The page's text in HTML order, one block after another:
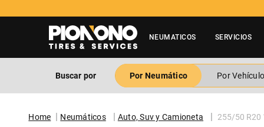
NEUMATICOS SERVICIOS
Buscar por Por Neumático Por Vehículo
Neumáticos Auto, Suv y Camioneta 255/50 R20